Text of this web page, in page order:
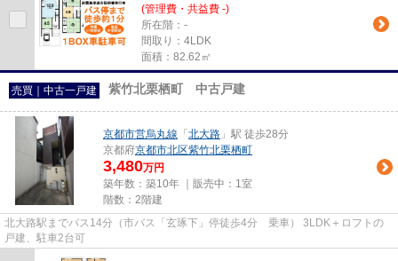
(管理費・共益費 -)
所在階：-
間取り：4LDK
面積：82.62㎡
売買｜中古一戸建 紫竹北栗栖町 中古戸建
京都市営烏丸線 「 北大路 」駅 徒歩28分
京都府京都市北区紫竹北栗栖町
3,480万円
築年数：築10年 ｜販売中： 1室
階数：2階建
北大路駅までバス14分（市バス「玄琢下」停徒歩4分 乗車） 3LDK＋ロフトの
戸建、駐車2台可